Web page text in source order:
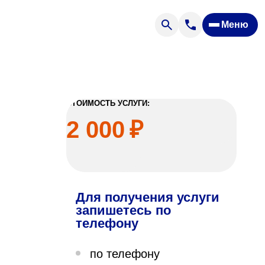
Меню
«Парус»
СТОИМОСТЬ УСЛУГИ:
2 000 ₽
Для получения услуги
запишетесь по
телефону
по телефону